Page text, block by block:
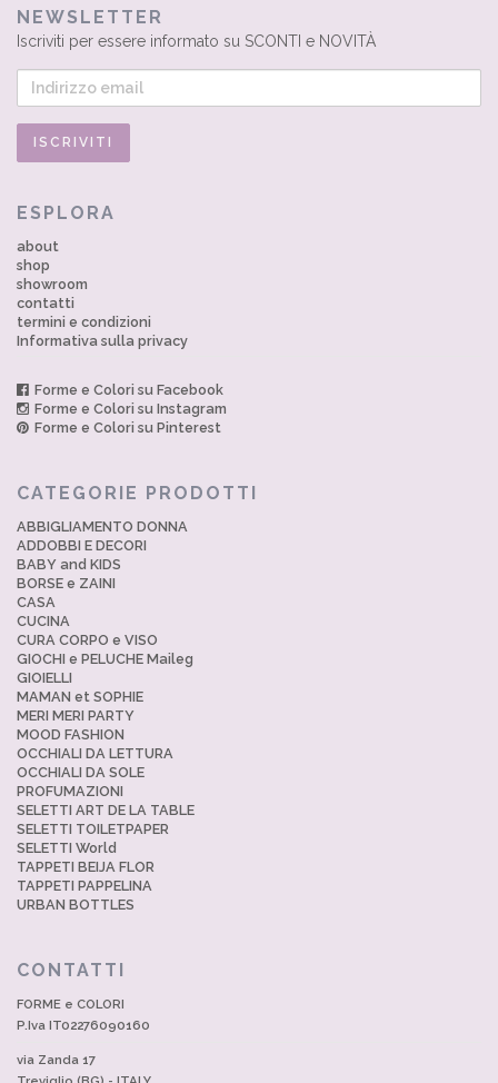
NEWSLETTER
Iscriviti per essere informato su SCONTI e NOVITÀ
ESPLORA
about
shop
showroom
contatti
termini e condizioni
Informativa sulla privacy
Forme e Colori su Facebook
Forme e Colori su Instagram
Forme e Colori su Pinterest
CATEGORIE PRODOTTI
ABBIGLIAMENTO DONNA
ADDOBBI E DECORI
BABY and KIDS
BORSE e ZAINI
CASA
CUCINA
CURA CORPO e VISO
GIOCHI e PELUCHE Maileg
GIOIELLI
MAMAN et SOPHIE
MERI MERI PARTY
MOOD FASHION
OCCHIALI DA LETTURA
OCCHIALI DA SOLE
PROFUMAZIONI
SELETTI ART DE LA TABLE
SELETTI TOILETPAPER
SELETTI World
TAPPETI BEIJA FLOR
TAPPETI PAPPELINA
URBAN BOTTLES
CONTATTI
FORME e COLORI
P.Iva IT02276090160
via Zanda 17